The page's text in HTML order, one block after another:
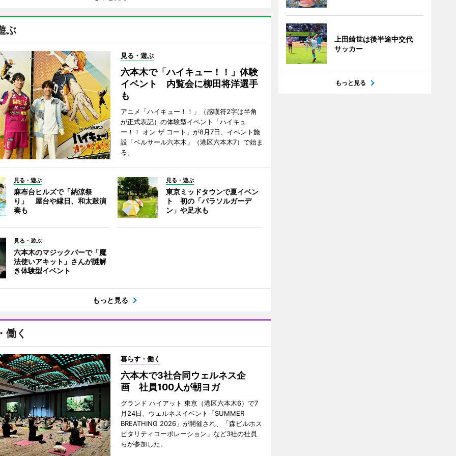
ぶ
見る・遊ぶ
六本木で「ハイキュー！！」体験
イベント 内覧会に柳田将洋選手
も
アニメ「ハイキュー！！」（感嘆符2字は半角
が正式表記）の体験型イベント「ハイキュ
ー！！ オン ザ コート」が8月7日、イベント施
設「ベルサール六本木」（港区六本木7）で始ま
る。
見る・遊ぶ
麻布台ヒルズで「納涼祭
り」 屋台や縁日、和太鼓演
奏も
見る・遊ぶ
東京ミッドタウンで夏イベン
ト 初の「パラソルガーデ
ン」や足水も
見る・遊ぶ
六本木のマジックバーで「魔
法使いアキット」さんが謎解
き体験型イベント
もっと見る
働く
暮らす・働く
六本木で3社合同ウェルネス企
画 社員100人が朝ヨガ
グランド ハイアット 東京（港区六本木6）で7
月24日、ウェルネスイベント「SUMMER
BREATHING 2026」が開催され、「森ビルホス
ピタリティコーポレーション」など3社の社員
らが参加した。
上田綺世は後半途中交代
サッカー
もっと見る